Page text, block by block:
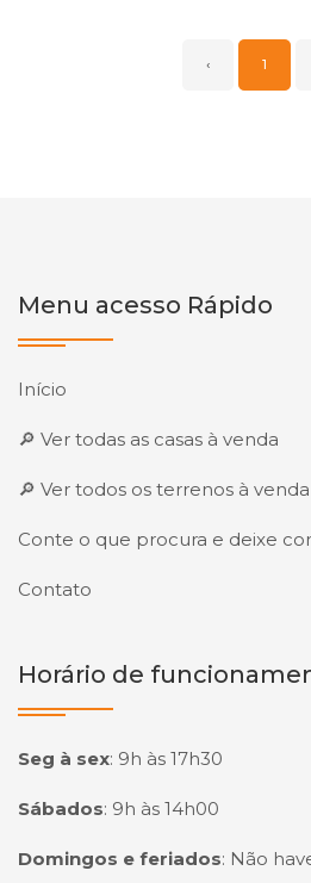
‹ 1
Menu acesso Rápido
Início
🔎 Ver todas as casas à venda
🔎 Ver todos os terrenos à venda
Conte o que procura e deixe
Contato
Horário de
Seg à sex: 9h às 17h30
Sábados: 9h às 14h00
Domingos e feriados: Não